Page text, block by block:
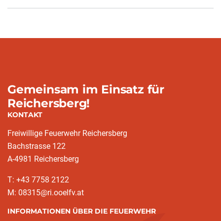
Gemeinsam im Einsatz für
Reichersberg!
KONTAKT
Freiwillige Feuerwehr Reichersberg
Bachstrasse 122
A-4981 Reichersberg
T: +43 7758 2122
M: 08315@ri.ooelfv.at
INFORMATIONEN ÜBER DIE FEUERWEHR